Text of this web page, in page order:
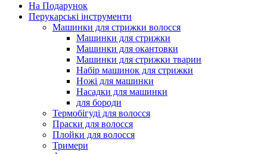
На Подарунок
Перукарські інструменти
Машинки для стрижки волосся
Машинки для стрижки
Машинки для окантовки
Машинки для стрижки тварин
Набір машинок для стрижки
Ножі для машинки
Насадки для машинки
для бороди
Термобігуді для волосся
Праски для волосся
Плойки для волосся
Тримери